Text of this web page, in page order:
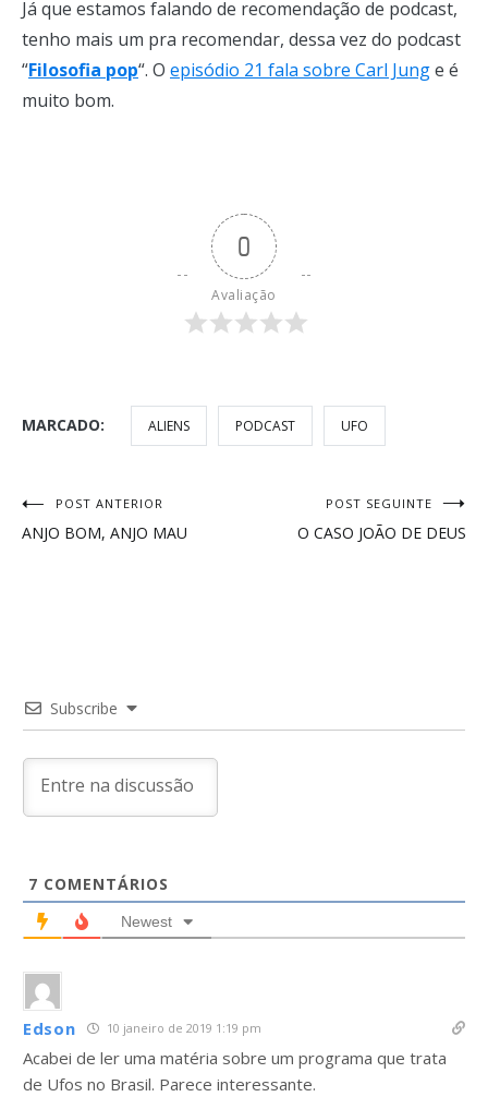
Já que estamos falando de recomendação de podcast,
tenho mais um pra recomendar, dessa vez do podcast
“Filosofia pop“. O episódio 21 fala sobre Carl Junge é
muito bom.
0
Avaliação
MARCADO: ALIENS PODCAST UFO
Navegação
de
POST ANTERIOR
ANJO BOM, ANJO MAU
POST SEGUINTE
O CASO JOÃO DE DEUS
Subscribe
7 COMENTÁRIOS
Newest
Edson 10 janeiro de 2019 1:19 pm
Acabei de ler uma matéria sobre um programa que trata
de Ufos no Brasil. Parece interessante.